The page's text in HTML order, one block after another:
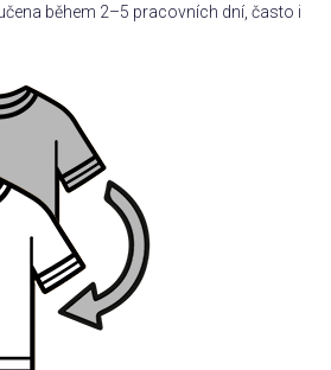
během 2–5 pracovních dní, často i